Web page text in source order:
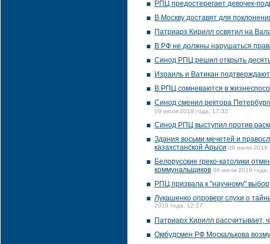
РПЦ предостерегает девочек-
В Москву доставят для
Патриарх Кирилл освятил на
В РФ не должны нарушаться
Синод РПЦ решил открыть
Израиль и Ватикан
В РПЦ сомневаются в
Синод сменил ректора
09 июля 2019 года, 17:32
Синод РПЦ выступил против
Здания восьми мечетей и
казахстанской Арыси 09 июля 2019
Белорусские греко-католики
коммунальщиков 09 июля 2019 года,
РПЦ призвала к "научному"
Лукашенко опроверг слухи о
2019 года, 12:27
Патриарх Кирилл рассчитывает,
Омбудсмен РФ Москалькова